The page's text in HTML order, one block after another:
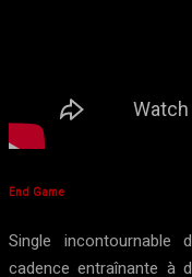
End Game
Single incontournable
cadence entraînante à